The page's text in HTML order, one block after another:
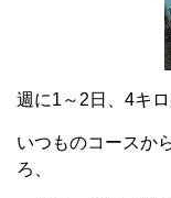
週に1～2日、4キ
いつものコースか
ろ、